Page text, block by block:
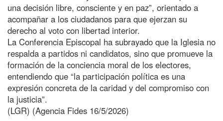
una decisión libre, consciente y en paz”, orientado a
acompañar a los ciudadanos para que ejerzan su
derecho al voto con libertad interior.
La Conferencia Episcopal ha subrayado que la Iglesia no
respalda a partidos ni candidatos, sino que promueve la
formación de la conciencia moral de los electores,
entendiendo que “la participación política es una
expresión concreta de la caridad y del compromiso con
la justicia”.
(LGR) (Agencia Fides 16/5/2026)